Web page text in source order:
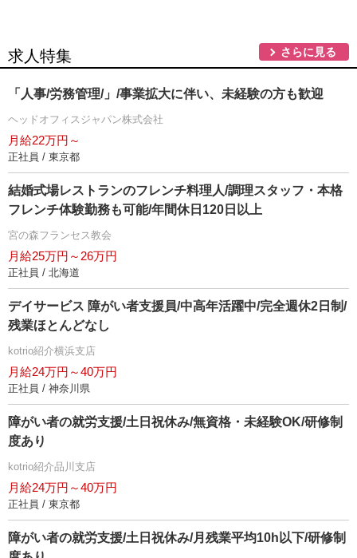
求人特集 さらに見る
「人事/労務管理/」/事業拡大に伴い、未経験の方も歓迎
ヘッドオフィスジャパン株式会社
月給22万円～
正社員 / 東京都
結婚式場レストランのフレンチ料理人/調理スタッフ・本格
フレンチ体験勤務も可能/年間休日120日以上
宮の森フランセス教会
月給25万円～26万円
正社員 / 北海道
デイサービス 障がい者支援員/中高年活躍中/完全週休2日制/
残業ほとんどなし
kotrio紹介横浜支店
月給24万円～40万円
正社員 / 神奈川県
障がい者の就労支援/土日祝休み/無資格・未経験OK/研修制
度あり
kotrio紹介品川支店
月給24万円～40万円
正社員 / 東京都
障がい者の就労支援/土日祝休み/月残業平均10h以下/研修制